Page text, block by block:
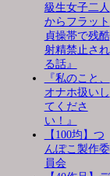
級生女子二人
からフラット
貞操帯で残酷
射精禁止され
る話』
『私のこと、
オナホ扱いし
てくださ
い！』
【100均】つ
んぽこ製作委
員会